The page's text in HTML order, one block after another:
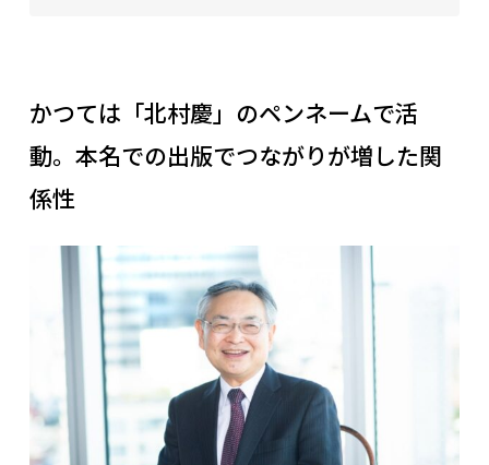
かつては「北村慶」のペンネームで活
動。本名での出版でつながりが増した関
係性